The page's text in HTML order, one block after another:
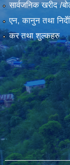
सार्वजनिक खरीद /
एन, कानुन तथा
कर तथा शुल्कहरु